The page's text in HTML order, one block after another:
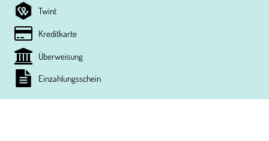
Twint
Kreditkarte
Überweisung
Einzahlungsschein